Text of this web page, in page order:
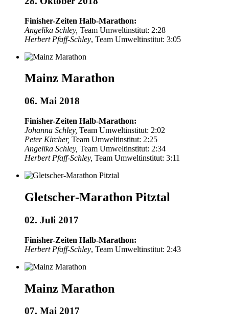
Finisher-Zeiten Halb-Marathon:
Angelika Schley, Team Umweltinstitut: 2:28
Herbert Pfaff-Schley, Team Umweltinstitut: 3:05
Mainz Marathon
06. Mai 2018
Finisher-Zeiten Halb-Marathon:
Johanna Schley, Team Umweltinstitut: 2:02
Peter Kircher, Team Umweltinstitut: 2:25
Angelika Schley, Team Umweltinstitut: 2:34
Herbert Pfaff-Schley, Team Umweltinstitut: 3:11
Gletscher-Marathon Pitztal
02. Juli 2017
Finisher-Zeiten Halb-Marathon:
Herbert Pfaff-Schley, Team Umweltinstitut: 2:43
Mainz Marathon
07. Mai 2017